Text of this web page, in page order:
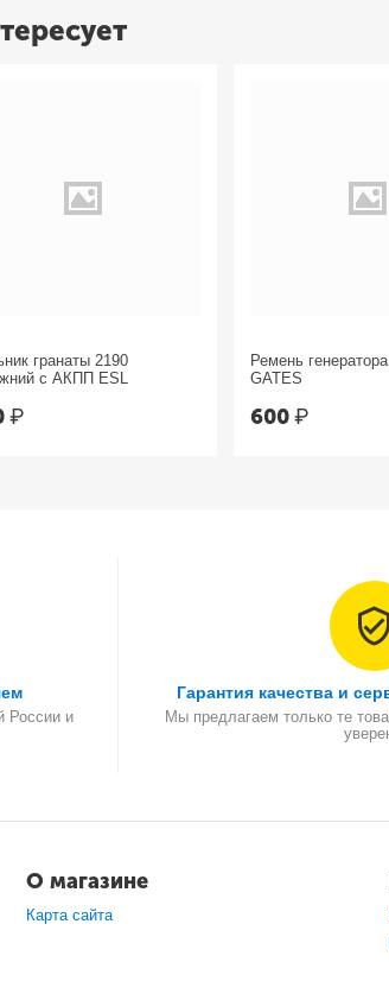
гранаты 2190
с АКПП ESL
₽
Ремень
GATES
600₽
России и
Гарантия качества и
Мы предлагаем только те
О магазине
Карта сайта